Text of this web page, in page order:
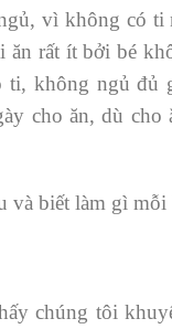
vì không có
rất ít bởi bé
không ngủ đủ
cho ăn, dù
và biết làm gì
chúng tôi